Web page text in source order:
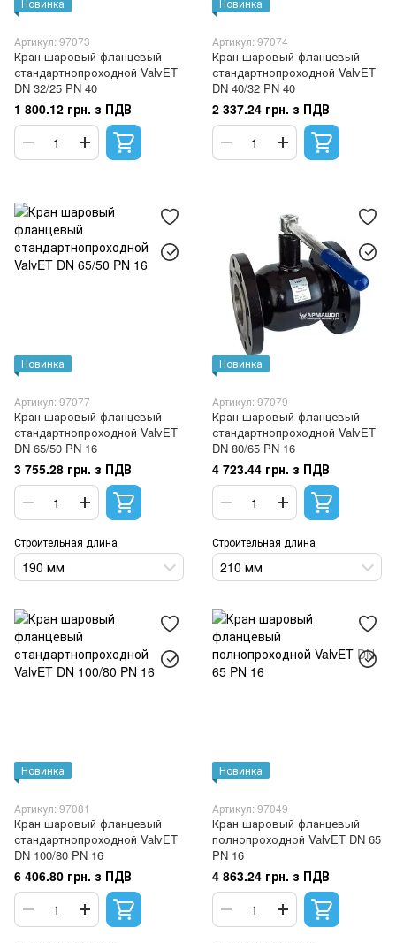
Новинка
Артикул: 97073
Кран шаровый фланцевый
стандартнопроходной ValvET
DN 32/25 PN 40
1 800.12 грн. з ПДВ
Новинка
Артикул: 97074
Кран шаровый фланцевый
стандартнопроходной ValvET
DN 40/32 PN 40
2 337.24 грн. з ПДВ
Новинка
Артикул: 97077
Кран шаровый фланцевый
стандартнопроходной ValvET
DN 65/50 PN 16
3 755.28 грн. з ПДВ
Строительная длина
190 мм
Новинка
Артикул: 97079
Кран шаровый фланцевый
стандартнопроходной ValvET
DN 80/65 PN 16
4 723.44 грн. з ПДВ
Строительная длина
210 мм
Новинка
Артикул: 97081
Кран шаровый фланцевый
стандартнопроходной ValvET
DN 100/80 PN 16
6 406.80 грн. з ПДВ
Новинка
Артикул: 97049
Кран шаровый фланцевый
полнопроходной ValvET DN 65
PN 16
4 863.24 грн. з ПДВ